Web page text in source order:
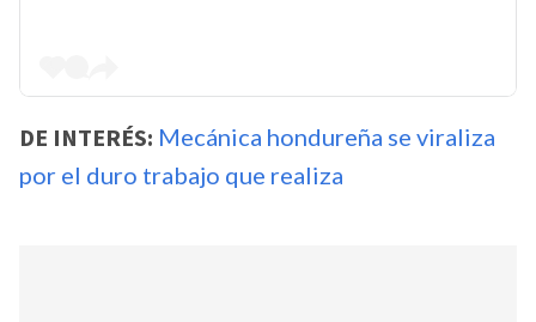
DE INTERÉS: Mecánica hondureña se viraliza
por el duro trabajo que realiza